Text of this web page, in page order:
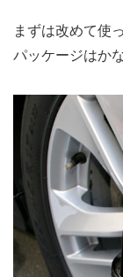
まずは改めて使
パッケージはか